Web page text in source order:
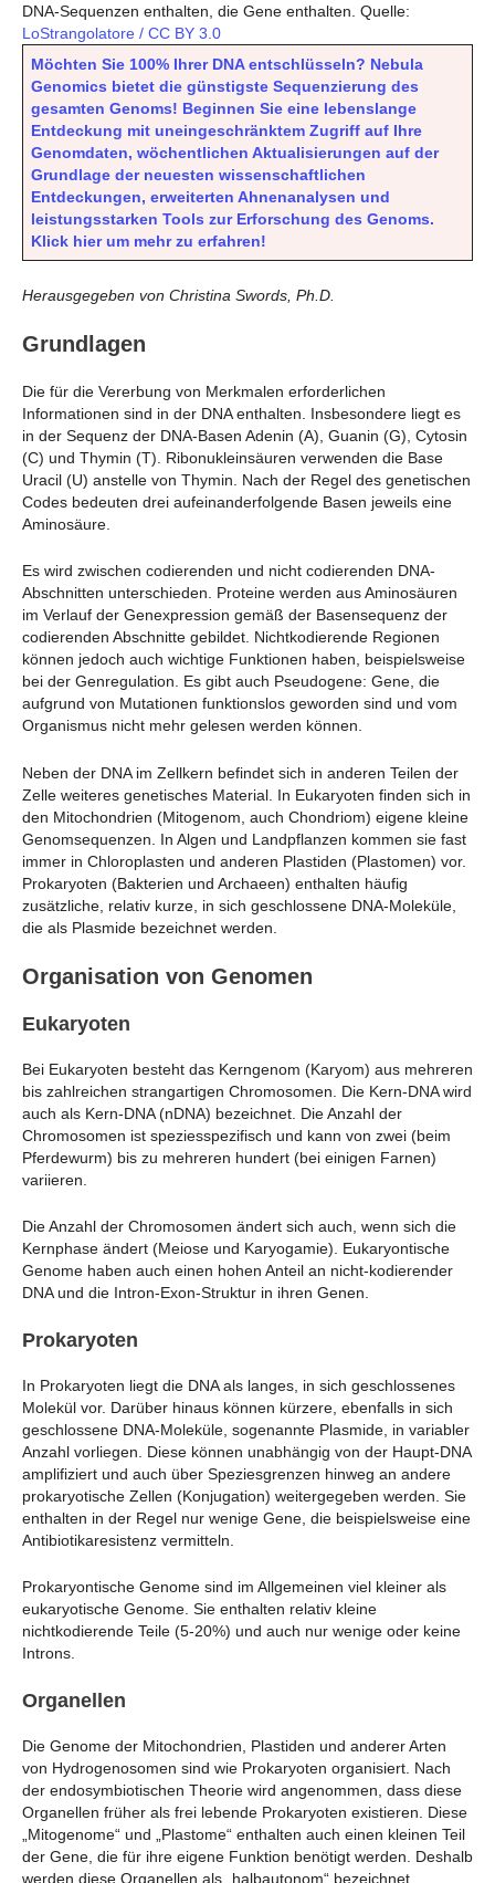
DNA-Sequenzen enthalten, die Gene enthalten. Quelle:
LoStrangolatore / CC BY 3.0
Möchten Sie 100% Ihrer DNA entschlüsseln? Nebula
Genomics bietet die günstigste Sequenzierung des
gesamten Genoms! Beginnen Sie eine lebenslange
Entdeckung mit uneingeschränktem Zugriff auf Ihre
Genomdaten, wöchentlichen Aktualisierungen auf der
Grundlage der neuesten wissenschaftlichen
Entdeckungen, erweiterten Ahnenanalysen und
leistungsstarken Tools zur Erforschung des Genoms.
Klick hier um mehr zu erfahren!
Herausgegeben von Christina Swords, Ph.D.
Grundlagen
Die für die Vererbung von Merkmalen erforderlichen
Informationen sind in der DNA enthalten. Insbesondere liegt es
in der Sequenz der DNA-Basen Adenin (A), Guanin (G), Cytosin
(C) und Thymin (T). Ribonukleinsäuren verwenden die Base
Uracil (U) anstelle von Thymin. Nach der Regel des genetischen
Codes bedeuten drei aufeinanderfolgende Basen jeweils eine
Aminosäure.
Es wird zwischen codierenden und nicht codierenden DNA-
Abschnitten unterschieden. Proteine werden aus Aminosäuren
im Verlauf der Genexpression gemäß der Basensequenz der
codierenden Abschnitte gebildet. Nichtkodierende Regionen
können jedoch auch wichtige Funktionen haben, beispielsweise
bei der Genregulation. Es gibt auch Pseudogene: Gene, die
aufgrund von Mutationen funktionslos geworden sind und vom
Organismus nicht mehr gelesen werden können.
Neben der DNA im Zellkern befindet sich in anderen Teilen der
Zelle weiteres genetisches Material. In Eukaryoten finden sich in
den Mitochondrien (Mitogenom, auch Chondriom) eigene kleine
Genomsequenzen. In Algen und Landpflanzen kommen sie fast
immer in Chloroplasten und anderen Plastiden (Plastomen) vor.
Prokaryoten (Bakterien und Archaeen) enthalten häufig
zusätzliche, relativ kurze, in sich geschlossene DNA-Moleküle,
die als Plasmide bezeichnet werden.
Organisation von Genomen
Eukaryoten
Bei Eukaryoten besteht das Kerngenom (Karyom) aus mehreren
bis zahlreichen strangartigen Chromosomen. Die Kern-DNA wird
auch als Kern-DNA (nDNA) bezeichnet. Die Anzahl der
Chromosomen ist speziesspezifisch und kann von zwei (beim
Pferdewurm) bis zu mehreren hundert (bei einigen Farnen)
variieren.
Die Anzahl der Chromosomen ändert sich auch, wenn sich die
Kernphase ändert (Meiose und Karyogamie). Eukaryontische
Genome haben auch einen hohen Anteil an nicht-kodierender
DNA und die Intron-Exon-Struktur in ihren Genen.
Prokaryoten
In Prokaryoten liegt die DNA als langes, in sich geschlossenes
Molekül vor. Darüber hinaus können kürzere, ebenfalls in sich
geschlossene DNA-Moleküle, sogenannte Plasmide, in variabler
Anzahl vorliegen. Diese können unabhängig von der Haupt-DNA
amplifiziert und auch über Speziesgrenzen hinweg an andere
prokaryotische Zellen (Konjugation) weitergegeben werden. Sie
enthalten in der Regel nur wenige Gene, die beispielsweise eine
Antibiotikaresistenz vermitteln.
Prokaryontische Genome sind im Allgemeinen viel kleiner als
eukaryotische Genome. Sie enthalten relativ kleine
nichtkodierende Teile (5-20%) und auch nur wenige oder keine
Introns.
Organellen
Die Genome der Mitochondrien, Plastiden und anderer Arten
von Hydrogenosomen sind wie Prokaryoten organisiert. Nach
der endosymbiotischen Theorie wird angenommen, dass diese
Organellen früher als frei lebende Prokaryoten existieren. Diese
„Mitogenome“ und „Plastome“ enthalten auch einen kleinen Teil
der Gene, die für ihre eigene Funktion benötigt werden. Deshalb
werden diese Organellen als „halbautonom“ bezeichnet.